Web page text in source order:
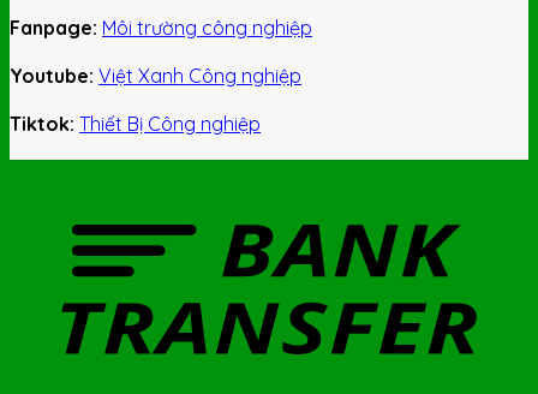
Fanpage: Môi trường công nghiệp
Youtube: Việt Xanh Công nghiệp
Tiktok: Thiết Bị Công nghiệp